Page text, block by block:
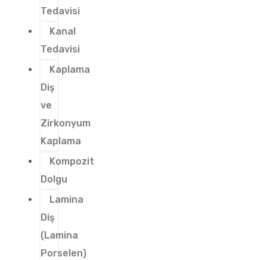
Tedavisi
Kanal
Tedavisi
Kaplama
Diş
ve
Zirkonyum
Kaplama
Kompozit
Dolgu
Lamina
Diş
(Lamina
Porselen)